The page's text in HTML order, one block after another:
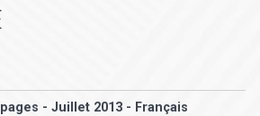
- Juillet 2013 - Français